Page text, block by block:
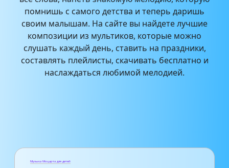
помнишь с самого детства и теперь даришь
своим малышам. На сайте вы найдете лучшие
композиции из мультиков, которые можно
слушать каждый день, ставить на праздники,
составлять плейлисты, скачивать бесплатно и
наслаждаться любимой мелодией.
Музыка Моцарта для детей